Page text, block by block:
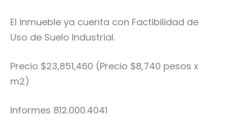
El inmueble ya cuenta con Factibilidad de
Uso de Suelo Industrial.
Precio $23,851,460 (Precio $8,740 pesos x
m2)
Informes 812.000.4041